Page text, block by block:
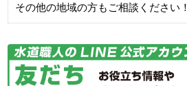
その他の地域の方もご相談ください！